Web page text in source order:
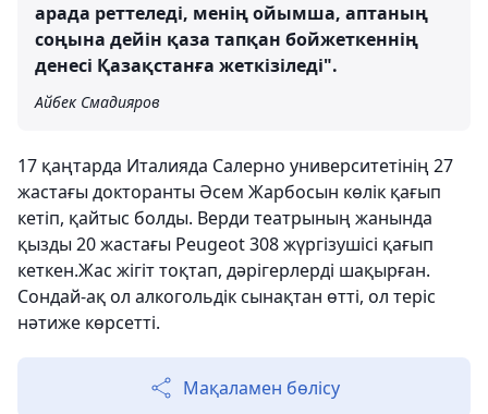
арада реттеледі, менің ойымша, аптаның
соңына дейін қаза тапқан бойжеткеннің
денесі Қазақстанға жеткізіледі".
Айбек Смадияров
17 қаңтарда Италияда Салерно университетінің 27
жастағы докторанты Әсем Жарбосын көлік қағып
кетіп, қайтыс болды. Верди театрының жанында
қызды 20 жастағы Peugeot 308 жүргізушісі қағып
кеткен.Жас жігіт тоқтап, дәрігерлерді шақырған.
Сондай-ақ ол алкогольдік сынақтан өтті, ол теріс
нәтиже көрсетті.
Мақаламен бөлісу